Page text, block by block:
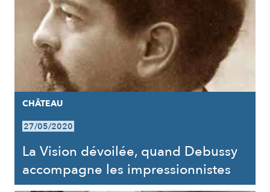
CHÂTEAU
27/05/2020
La Vision dévoilée, quand Debussy
accompagne les impressionnistes